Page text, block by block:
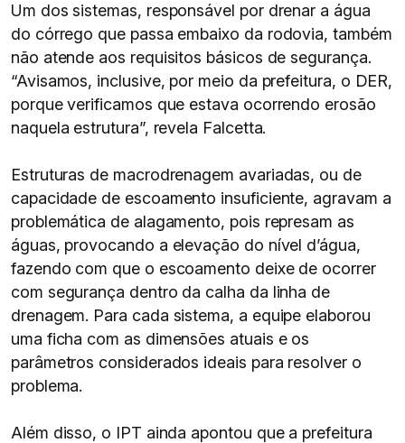
Um dos sistemas, responsável por drenar a água
do córrego que passa embaixo da rodovia, também
não atende aos requisitos básicos de segurança.
“Avisamos, inclusive, por meio da prefeitura, o DER,
porque verificamos que estava ocorrendo erosão
naquela estrutura”, revela Falcetta.
Estruturas de macrodrenagem avariadas, ou de
capacidade de escoamento insuficiente, agravam a
problemática de alagamento, pois represam as
águas, provocando a elevação do nível d’água,
fazendo com que o escoamento deixe de ocorrer
com segurança dentro da calha da linha de
drenagem. Para cada sistema, a equipe elaborou
uma ficha com as dimensões atuais e os
parâmetros considerados ideais para resolver o
problema.
Além disso, o IPT ainda apontou que a prefeitura